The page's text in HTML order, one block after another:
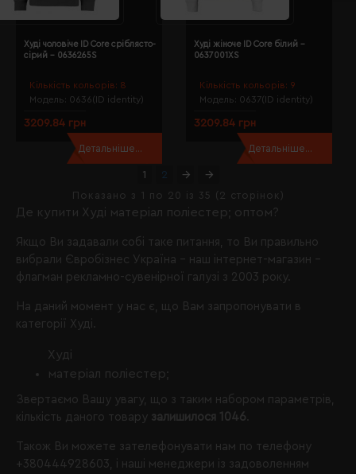
Де купити Худі матеріал поліестер; оптом?
Якщо Ви задавали собі таке питання, то Ви правильно
вибрали Євробізнес Україна - наш інтернет-магазин -
флагман рекламно-сувенірної галузі з 2003 року.
На даний момент у нас є, що Вам запропонувати в
категорії Худі.
Худі
матеріал поліестер;
Звертаємо Вашу увагу, що з таким набором параметрів,
кількість даного товару залишилося 1046
Також Ви можете зателефонувати нам по телефону
+380444928603 , і наші менеджери із задоволенням
Кількість кольорів: 8
Модель: 0636(ID identity)
Худі чоловіче ID Core сріблясто-
сірий - 0636265S
3209.84 грн
Детальніше...
Кількість кольорів: 9
Модель: 0637(ID identity)
Худі жіноче ID Core білий -
0637001XS
3209.84 грн
Детальніше...
1
2
Показано з 1 по 20 із 35 (2 сторінок)